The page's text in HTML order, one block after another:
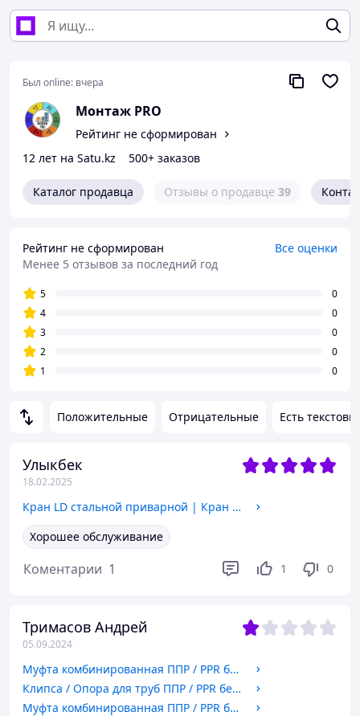
Был online: вчера
Монтаж PRO
Рейтинг не сформирован
12 лет на Satu.kz
500+ заказов
Каталог продавца Отзывы о продавце 39
Положительные Отрицательные Есть
Улыкбек
18.02.2025
Кран LD стальной приварной | Кран шаровый под приварку Ду 125 Ру 25
Хорошее обслуживание
Коментарии 1 1 0
Тримасов Андрей
05.09.2024
Муфта комбинированная ППР / PPR белая Наружная резьба Fusitek
Клипса / Опора для труб ППР / PPR белая Fusitek
Муфта комбинированная ППР / PPR белая Внутренняя резьба Fusitek
Рейтинг не сформирован
Все оценки
Менее 5 отзывов за последний год
5
0
4
0
3
0
2
0
1
0